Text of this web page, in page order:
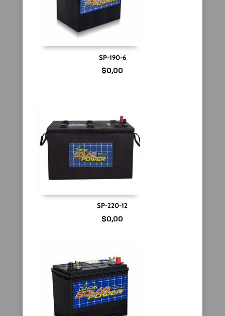
SP-190-6
$0,00
SP-220-12
$0,00